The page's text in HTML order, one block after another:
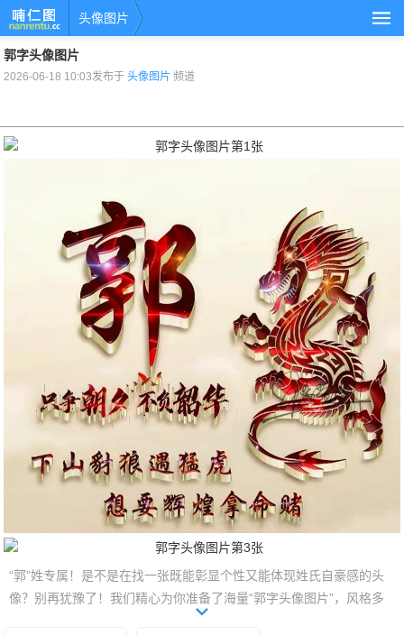
头像图片
郭字头像图片
2026-06-18 10:03发布于头像图片 频道
“郭”姓专属！是不是在找一张既能彰显个性又能体现姓氏自豪感的头
像？别再犹豫了！我们精心为你准备了海量“郭字头像图片”，风格多
样，创意无限。从经典国风到潮流设计，每一张都让你在社交圈中独